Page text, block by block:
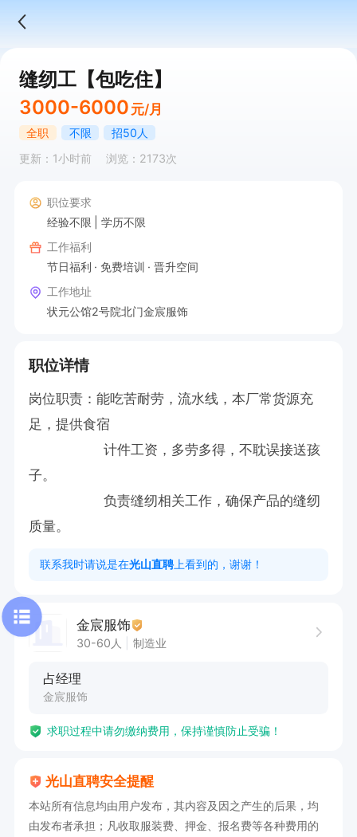
缝纫工【包吃住】
3000-6000 元/月
全职 不限
招50人
更新：1小时前
浏览：2173次
职位要求
经验不限
学历不限
工作福利
节日福利
免费培训
晋升空间
工作地址
状元公馆2号院北门金宸服饰
职位详情
岗位职责：能吃苦耐劳，流水线，本厂常货源充
足，提供食宿
子。
质量。
联系我时请说是在光山直聘 上看到的，谢谢！
金宸服饰
30-60人 制造业
占经理
金宸服饰
求职过程中请勿缴纳费用，保持谨慎防止受骗！
光山直聘安全提醒
本站所有信息均由用户发布，其内容及因之产生的后果，均
由发布者承担；凡收取服装费、押金、报名费等各种费用的